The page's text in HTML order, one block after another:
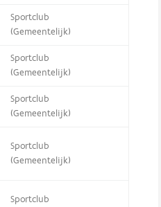
Sportclub
(Gemeentelijk)
Sportclub
(Gemeentelijk)
Sportclub
(Gemeentelijk)
Sportclub
(Gemeentelijk)
Sportclub